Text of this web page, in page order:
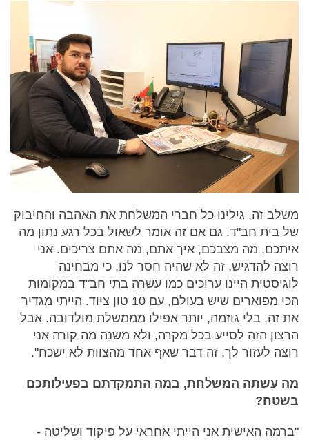
משלב זה, גילינו כל חברי המשלחת את האהבה והחיבוק
של בית חב"ד. גם אם זה אומר לשאול בכל רגע נתון מה
איתכם, מה מצבכם, איך אתם, מה אתם צריכים. אני
רוצה להדגיש, זה לא שהיה חסר לנו, כי מבחינה
לוגיסטית היינו ערוכים כמו עשרה בתי חב"ד במקומות
הכי מפוארים שיש בעולם, עם 10 טון ציוד. הייתי מגדיר
את זה, בלי גוזמה, יותר אפילו מממשלת מולדובה. אבל
הרצון הזה לסייע בכל מקרה, ולא משנה מה קורה אני
רוצה לעזור לך, זה דבר שאף אחד מהצוות לא ישכח".
מה עשתה המשלחת, במה התמקדתם בפעילותכם
בשטח?
"ברמה האישית אני הייתי אחראי על פיקוד ושליטה -